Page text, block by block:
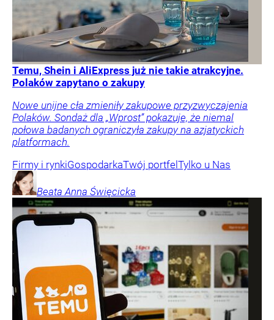
Temu, Shein i AliExpress już nie takie atrakcyjne.
Polaków zapytano o zakupy
Nowe unijne cła zmieniły zakupowe przyzwyczajenia
Polaków. Sondaż dla „Wprost” pokazuje, że niemal
połowa badanych ograniczyła zakupy na azjatyckich
platformach.
Firmy i rynkiGospodarkaTwój portfel Tylko u Nas
Beata Anna Święcicka